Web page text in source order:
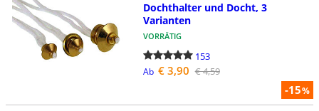
-15%
Dochthalter und Docht, 3
Varianten
VORRÄTIG
153
Ab € 3,90 € 4,59